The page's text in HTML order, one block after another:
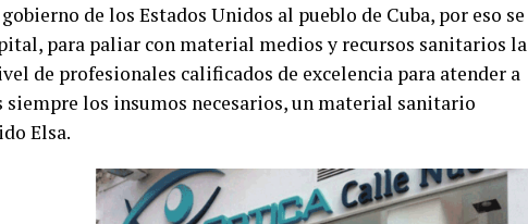
de los Estados Unidos al pueblo de Cuba, por eso se
para paliar con material medios y recursos sanitarios la
de profesionales calificados de excelencia para atender a
siempre los insumos necesarios, un material sanitario
Elsa.